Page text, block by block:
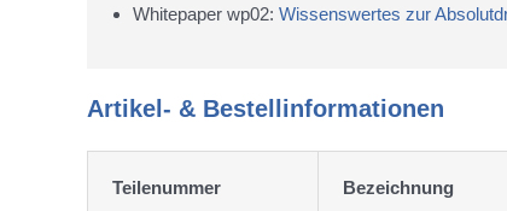
Whitepaper wp02: Wissenswertes zur
Artikel- & Bestellinformationen
Teilenummer Bezeichnung